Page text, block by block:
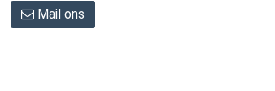
Mail ons